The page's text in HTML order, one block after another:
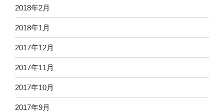
2018年2月
2018年1月
2017年12月
2017年11月
2017年10月
2017年9月